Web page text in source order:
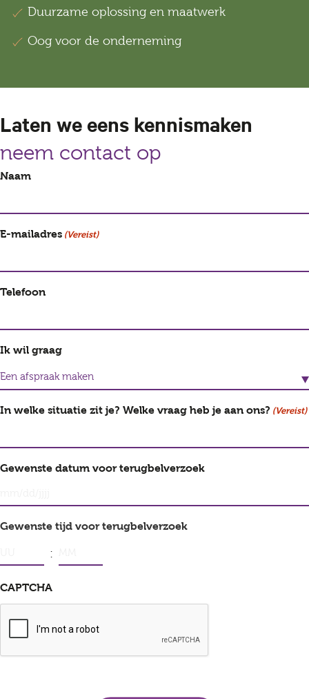
Duurzame oplossing en maatwerk
Oog voor de onderneming
Laten we eens kennismaken
neem contact op
Naam
E-mailadres (Vereist)
Telefoon
Ik wil graag
In welke situatie zit je? Welke vraag heb je aan ons? (Vereist)
Gewenste datum voor terugbelverzoek
MM
slash
JJJJ
Gewenste tijd voor terugbelverzoek
:
CAPTCHA